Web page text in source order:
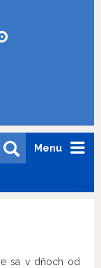
Menu
sa v dňoch od